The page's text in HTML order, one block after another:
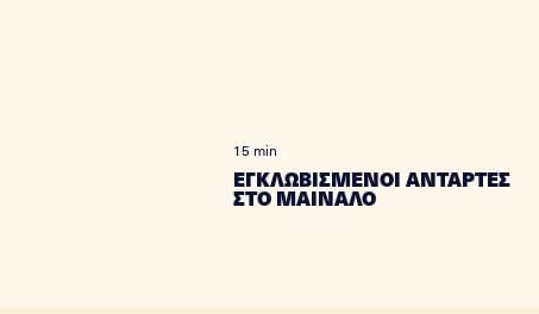
15 min
ΕΓΚΛΩΒΙΣΜΕΝΟΙ ΑΝΤΑΡΤΕΣ
ΣΤΟ ΜΑΙΝΑΛΟ